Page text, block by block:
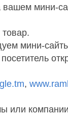
мини-
товар.
мини-
,
или